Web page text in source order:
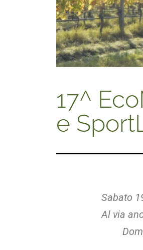
17^
e
Sabato
Al via